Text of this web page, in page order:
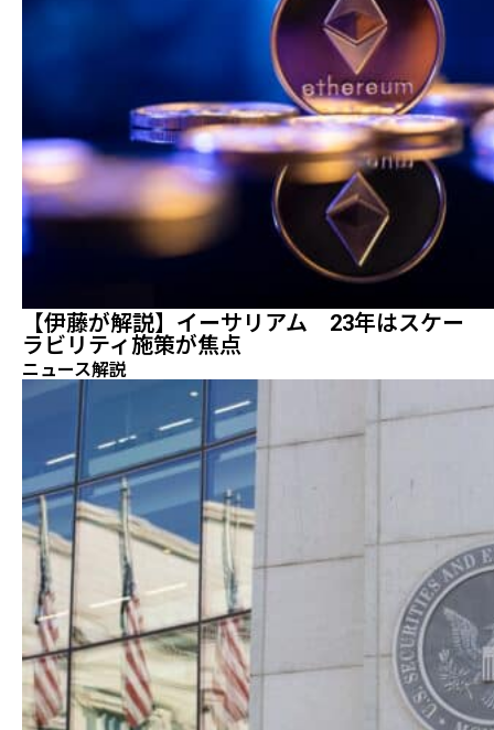
【伊藤が解説】イーサリアム 23年はスケー
ラビリティ施策が焦点
ニュース解説